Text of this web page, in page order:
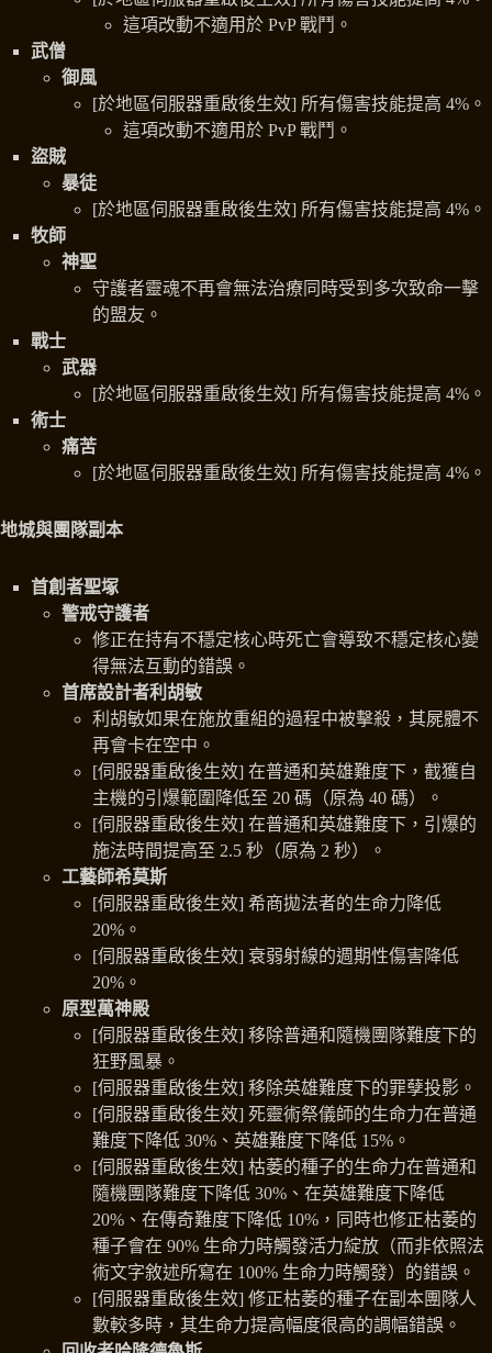
這項改動不適用於 PvP 戰鬥。
武僧
御風
[於地區伺服器重啟後生效] 所有傷害技能提高 4%。
這項改動不適用於 PvP 戰鬥。
盜賊
暴徒
[於地區伺服器重啟後生效] 所有傷害技能提高 4%。
牧師
神聖
守護者靈魂不再會無法治療同時受到多次致命一擊
的盟友。
戰士
武器
[於地區伺服器重啟後生效] 所有傷害技能提高 4%。
術士
痛苦
[於地區伺服器重啟後生效] 所有傷害技能提高 4%。
地城與團隊副本
首創者聖塚
警戒守護者
修正在持有不穩定核心時死亡會導致不穩定核心變
得無法互動的錯誤。
首席設計者利胡敏
利胡敏如果在施放重組的過程中被擊殺，其屍體不
再會卡在空中。
[伺服器重啟後生效] 在普通和英雄難度下，截獲自
主機的引爆範圍降低至 20 碼（原為 40 碼）。
[伺服器重啟後生效] 在普通和英雄難度下，引爆的
施法時間提高至 2.5 秒（原為 2 秒）。
工藝師希莫斯
[伺服器重啟後生效] 希商拋法者的生命力降低
20%。
[伺服器重啟後生效] 衰弱射線的週期性傷害降低
20%。
原型萬神殿
[伺服器重啟後生效] 移除普通和隨機團隊難度下的
狂野風暴。
[伺服器重啟後生效] 移除英雄難度下的罪孽投影。
[伺服器重啟後生效] 死靈術祭儀師的生命力在普通
難度下降低 30%、英雄難度下降低 15%。
[伺服器重啟後生效] 枯萎的種子的生命力在普通和
隨機團隊難度下降低 30%、在英雄難度下降低
20%、在傳奇難度下降低 10%，同時也修正枯萎的
種子會在 90% 生命力時觸發活力綻放（而非依照法
術文字敘述所寫在 100% 生命力時觸發）的錯誤。
[伺服器重啟後生效] 修正枯萎的種子在副本團隊人
數較多時，其生命力提高幅度很高的調幅錯誤。